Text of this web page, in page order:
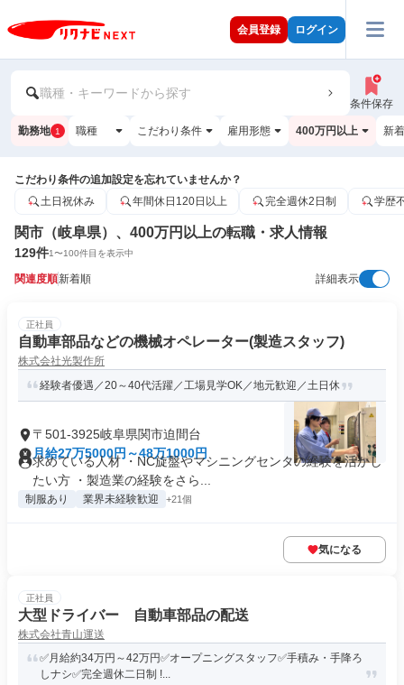
会員登録 ログイン
職種・キーワードから探す
条件保存
勤務地 1 職種 こだわり条件 雇用形態 400万円以上 新
こだわり条件の追加設定を忘れていませんか？
土日祝休み
年間休日120日以上 完全週休2日制 学歴
関市（岐阜県）、400万円以上の転職・求人情報
129件1〜100件目を表示中
関連度順新着順 詳細表示
正社員
自動車部品などの機械オペレーター(製造スタッフ)
株式会社光製作所
経験者優遇／20～40代活躍／工場見学OK／地元歓迎／土日休
〒501-3925岐阜県関市迫間台
月給27万5000円～48万1000円
求めている人材 ・NC旋盤やマシニングセンタの経験を活かし
たい方 ・製造業の経験をさら...
制服あり 業界未経験歓迎 +21個
気になる
正社員
大型ドライバー 自動車部品の配送
株式会社青山運送
✅月給約34万円～42万円✅オープニングスタッフ✅手積み・手降ろ
しナシ✅完全週休二日制 !...